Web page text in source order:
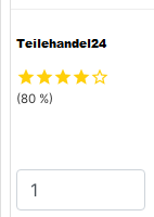
starstarstarstarstar_outline
(80 %)